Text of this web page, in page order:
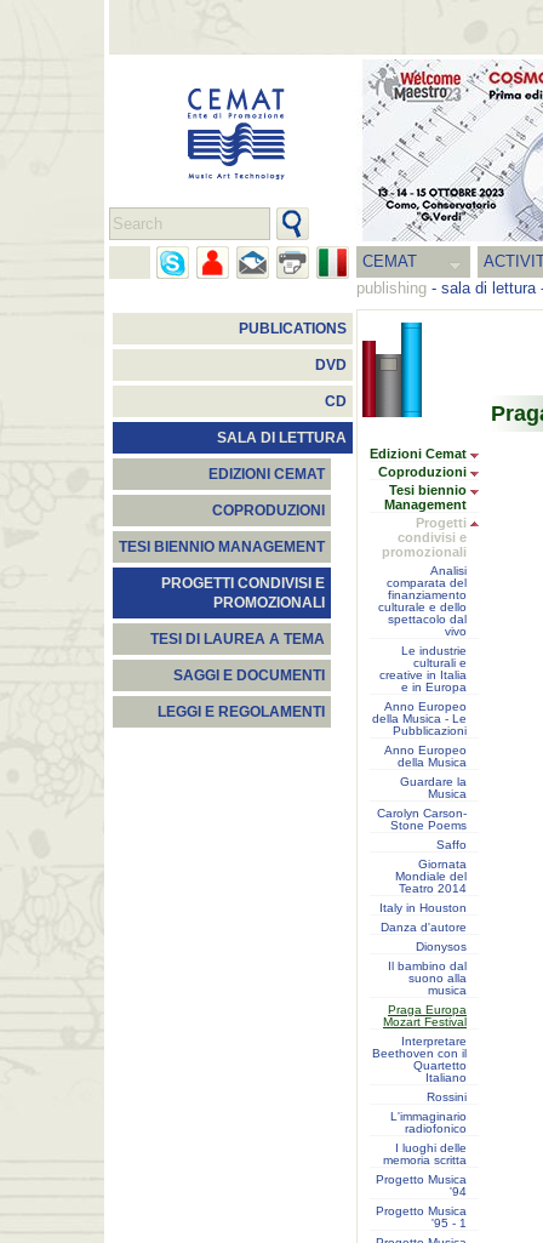
CEMAT
publishing - sala di lettura
PUBLICATIONS
DVD
CD
SALA DI LETTURA
EDIZIONI CEMAT
COPRODUZIONI
TESI BIENNIO MANAGEMENT
PROGETTI CONDIVISI E
PROMOZIONALI
TESI DI LAUREA A TEMA
SAGGI E DOCUMENTI
LEGGI E REGOLAMENTI
Edizioni Cemat
Coproduzioni
Tesi biennio
Management
Progetti
condivisi e
promozionali
Analisi
comparata del
finanziamento
culturale e dello
spettacolo dal
vivo
Le industrie
culturali e
creative in Italia
e in Europa
Anno Europeo
della Musica - Le
Pubblicazioni
Anno Europeo
della Musica
Guardare la
Musica
Carolyn Carson-
Stone Poems
Saffo
Giornata
Mondiale del
Teatro 2014
Italy in Houston
Danza d'autore
Dionysos
Il bambino dal
suono alla
musica
Praga Europa
Mozart Festival
Interpretare
Beethoven con il
Quartetto
Italiano
Rossini
L'immaginario
radiofonico
I luoghi delle
memoria scritta
Progetto Musica
'94
Progetto Musica
'95 - 1